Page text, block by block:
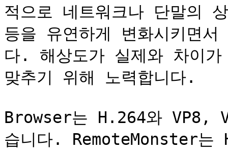
적으로 네트워크나 단말의
등을 유연하게 변화시키면
다. 해상도가 실제와 차이
맞추기 위해 노력합니다.
Browser는 H.264와 VP8,
습니다. RemoteMonster는